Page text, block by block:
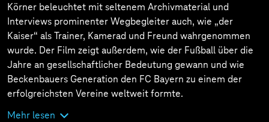
Körner beleuchtet mit seltenem Archivmaterial und
Interviews prominenter Wegbegleiter auch, wie „der
Kaiser“ als Trainer, Kamerad und Freund wahrgenommen
wurde. Der Film zeigt außerdem, wie der Fußball über die
Jahre an gesellschaftlicher Bedeutung gewann und wie
Beckenbauers Generation den FC Bayern zu einem der
erfolgreichsten Vereine weltweit formte.
Mehr lesen